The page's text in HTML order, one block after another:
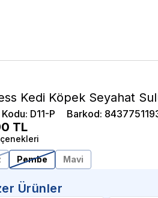
Kedi Köpek Seyahat
: D11-P Barkod:
TL
Pembe Mavi
Ürünler